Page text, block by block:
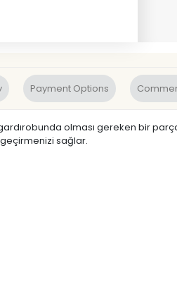
Payment Options
olması gereken bir
geçirmenizi sağlar.